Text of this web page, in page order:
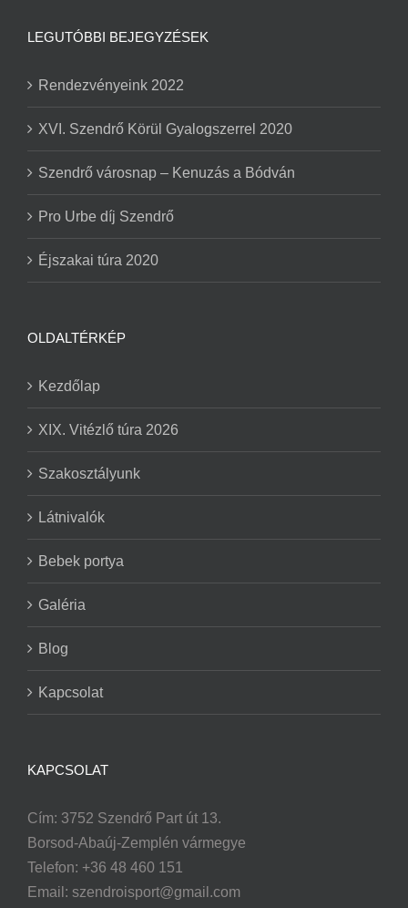
LEGUTÓBBI BEJEGYZÉSEK
Rendezvényeink 2022
XVI. Szendrő Körül Gyalogszerrel 2020
Szendrő városnap – Kenuzás a Bódván
Pro Urbe díj Szendrő
Éjszakai túra 2020
OLDALTÉRKÉP
Kezdőlap
XIX. Vitézlő túra 2026
Szakosztályunk
Látnivalók
Bebek portya
Galéria
Blog
Kapcsolat
KAPCSOLAT
Cím: 3752 Szendrő Part út 13.
Borsod-Abaúj-Zemplén vármegye
Telefon: +36 48 460 151
Email: szendroisport@gmail.com